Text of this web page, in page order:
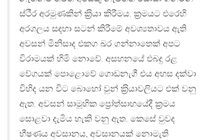
ස්ථීර අරමුණකින් ක‍්‍රියා කිරීමය. ක‍්‍රමයට එරෙහි
අරගලය සදහා සටන් කිරීමේ අවශ්‍යතාවය ඇති
අවසන් මිනිසාද එකග ඛර ගන්නාතෙක් අපට
විරාමයක් හිමි නොවේ. අසහනයේ එබදු රළ
වේගයක් පොළොවේ ගොඩනැගී එය අහස දක්වා
විහිද යන විට බොහෝ වුන් ක‍්‍රියාවලියට එක් වනු
ඇත. අවසන් සාමූහික ප්‍රෝත්සාහයේදී ක‍්‍රමය
සොළවා දැමිය හැකි වනු ඇත. කෙසේ වුවද
භීෂණය අවසානය, අවසානයක් නොමැති